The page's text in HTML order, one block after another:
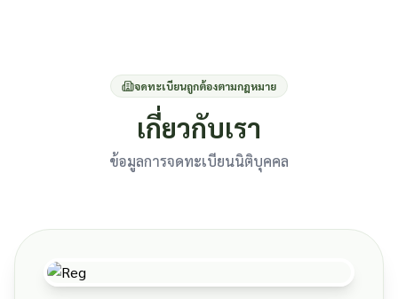
จดทะเบียนถูกต้องตามกฎหมาย
เกี่ยวกับเรา
ข้อมูลการจดทะเบียนนิติบุคคล